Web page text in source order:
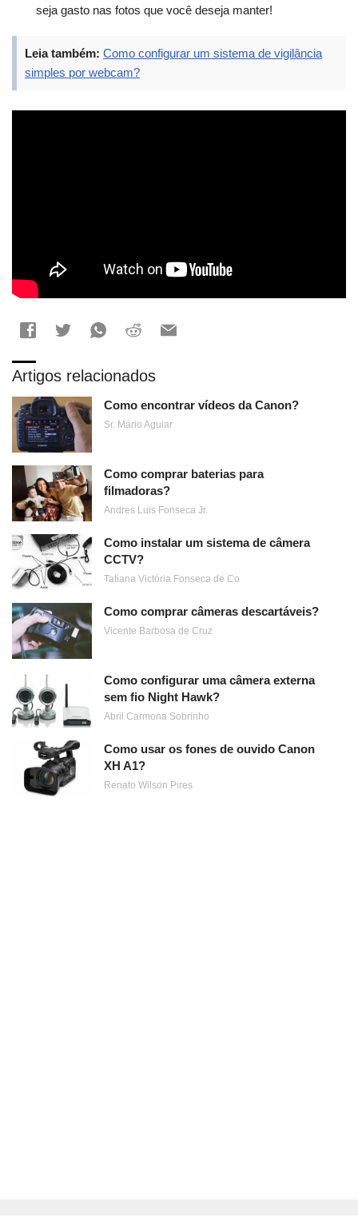
seja gasto nas fotos que você deseja manter!
Leia também: Como configurar um sistema de vigilância
simples por webcam?
Artigos relacionados
Como encontrar vídeos da Canon?
Sr. Mário Aguiar
Como comprar baterias para
filmadoras?
Andres Luis Fonseca Jr.
Como instalar um sistema de câmera
CCTV?
Tatiana Victória Fonseca de Co
Como comprar câmeras descartáveis?
Vicente Barbosa de Cruz
Como configurar uma câmera externa
sem fio Night Hawk?
Abril Carmona Sobrinho
Como usar os fones de ouvido Canon
XH A1?
Renato Wilson Pires